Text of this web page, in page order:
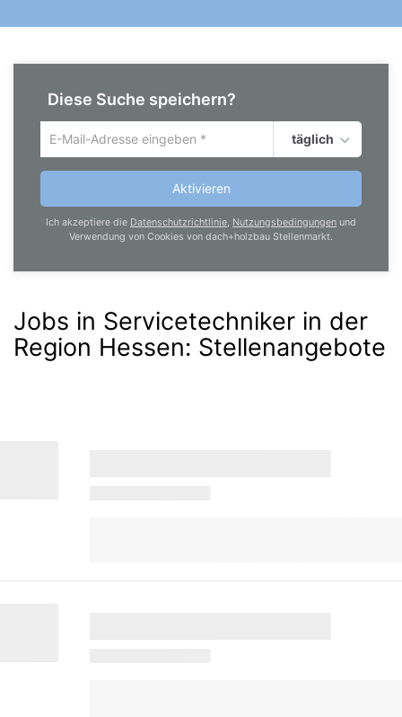
Diese Suche speichern?
Um
die
aktuelle
zu
speichern
deine
ein
täglich
Aktivieren
Ich akzeptiere die Datenschutzrichtlinie, Nutzungsbedingungen und
Verwendung von Cookies von dach+holzbau Stellenmarkt.
Jobs in Servicetechniker in der
Region Hessen: Stellenangebote